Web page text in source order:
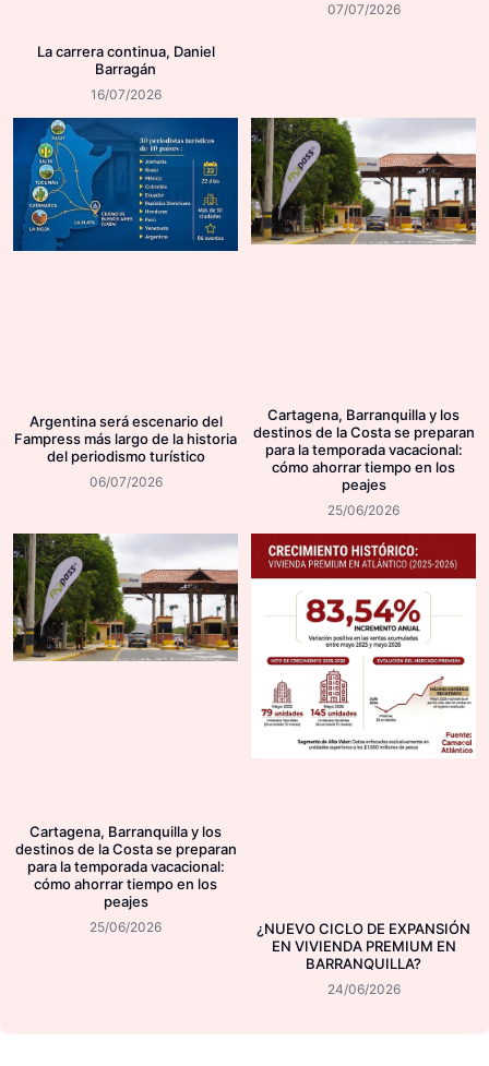
La carrera continua, Daniel
Barragán
16/07/2026
07/07/2026
Argentina será escenario del
Fampress más largo de la historia
del periodismo turístico
06/07/2026
Cartagena, Barranquilla y los
destinos de la Costa se preparan
para la temporada vacacional:
cómo ahorrar tiempo en los
peajes
25/06/2026
Cartagena, Barranquilla y los
destinos de la Costa se preparan
para la temporada vacacional:
cómo ahorrar tiempo en los
peajes
25/06/2026
¿NUEVO CICLO DE EXPANSIÓN
EN VIVIENDA PREMIUM EN
BARRANQUILLA?
24/06/2026